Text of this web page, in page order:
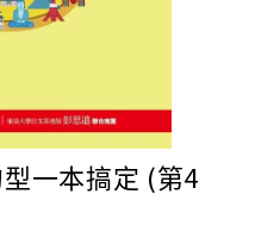
一本搞定 (第4